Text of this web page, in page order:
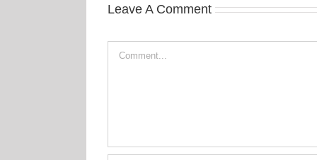
Leave A Comment